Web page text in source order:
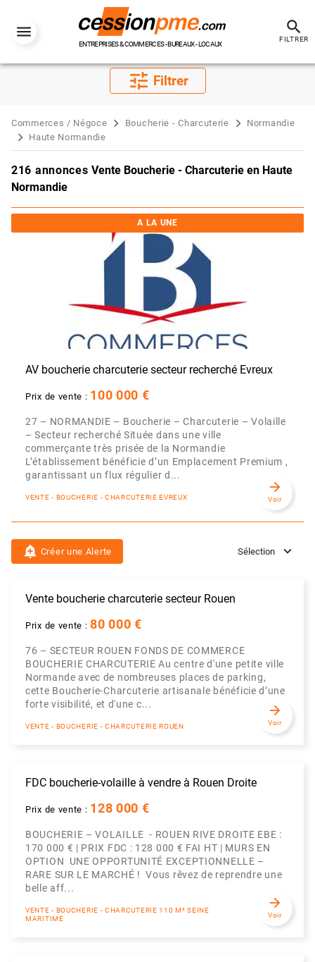
ENTREPRISES & COMMERCES - BUREAUX - LOCAUX
search
FILTRER
tune Filtrer
Commerces / Négoce Boucherie - Charcuterie
Normandie
Haute Normandie
216 annoncesVente Boucherie - Charcuterie en Haute
Normandie
A LA UNE
AV boucherie charcuterie secteur recherché Evreux
Prix de vente : 100 000 €
27 – NORMANDIE – Boucherie – Charcuterie – Volaille
– Secteur recherché Située dans une ville
commerçante très prisée de la Normandie
L’établissement bénéficie d’un Emplacement Premium ,
garantissant un flux régulier d...
VENTE - BOUCHERIE - CHARCUTERIE EVREUX
arrow_forward
Voir
add_alert Créer une Alerte Sélection
Vente boucherie charcuterie secteur Rouen
Prix de vente :80 000 €
76 – SECTEUR ROUEN FONDS DE COMMERCE
BOUCHERIE CHARCUTERIE Au centre d'une petite ville
Normande avec de nombreuses places de parking,
cette Boucherie-Charcuterie artisanale bénéficie d’une
forte visibilité, et d'une c...
VENTE - BOUCHERIE - CHARCUTERIE ROUEN
arrow_forward
Voir
FDC boucherie-volaille à vendre à Rouen Droite
Prix de vente : 128 000 €
BOUCHERIE – VOLAILLE - ROUEN RIVE DROITE EBE :
170 000 € | PRIX FDC : 128 000 € FAI HT | MURS EN
OPTION UNE OPPORTUNITÉ EXCEPTIONNELLE –
RARE SUR LE MARCHÉ ! Vous rêvez de reprendre une
belle aff...
VENTE - BOUCHERIE - CHARCUTERIE 110 M² SEINE
MARITIME
arrow_forward
Voir